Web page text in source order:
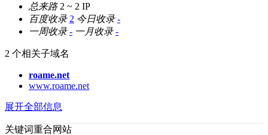
总来路 2 ~ 2 IP
百度收录 2 今日收录 -
一周收录 - 一月收录 -
2 个相关子域名
roame.net
www.roame.net
展开全部信息
关键词重合网站